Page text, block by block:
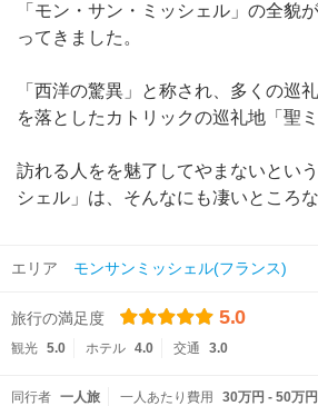
「モン・サン・ミッシェル」の全貌
ってきました。
「西洋の驚異」と称され、多くの巡
を落としたカトリックの巡礼地「聖
訪れる人をを魅了してやまないとい
シェル」は、そんなにも凄いところ
エリア モンサンミッシェル(フランス)
旅行の満足度 5.0
観光 5.0 ホテル 4.0 交通 3.0
同行者 一人旅 一人あたり費用
30万円 - 50万円